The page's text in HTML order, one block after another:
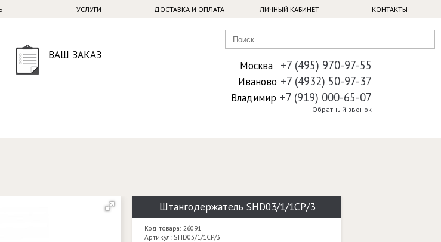
УСЛУГИ ДОСТАВКА И ОПЛАТА ЛИЧНЫЙ КАБИНЕТ КОНТАКТЫ
ВАШ ЗАКАЗ
Москва +7 (495) 970-97-55
Иваново +7 (4932) 50-97-37
Владимир +7 (919) 000-65-07
Обратный звонок
Штангодержатель SHD03/1/1CP/3
Код товара: 26091
Артикул: SHD03/1/1CP/3